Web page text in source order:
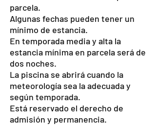
parcela.
Algunas fechas pueden tener un
mínimo de estancia.
En temporada media y alta la
estancia mínima en parcela será de
dos noches.
La piscina se abrirá cuando la
meteorología sea la adecuada y
según temporada.
Está reservado el derecho de
admisión y permanencia.